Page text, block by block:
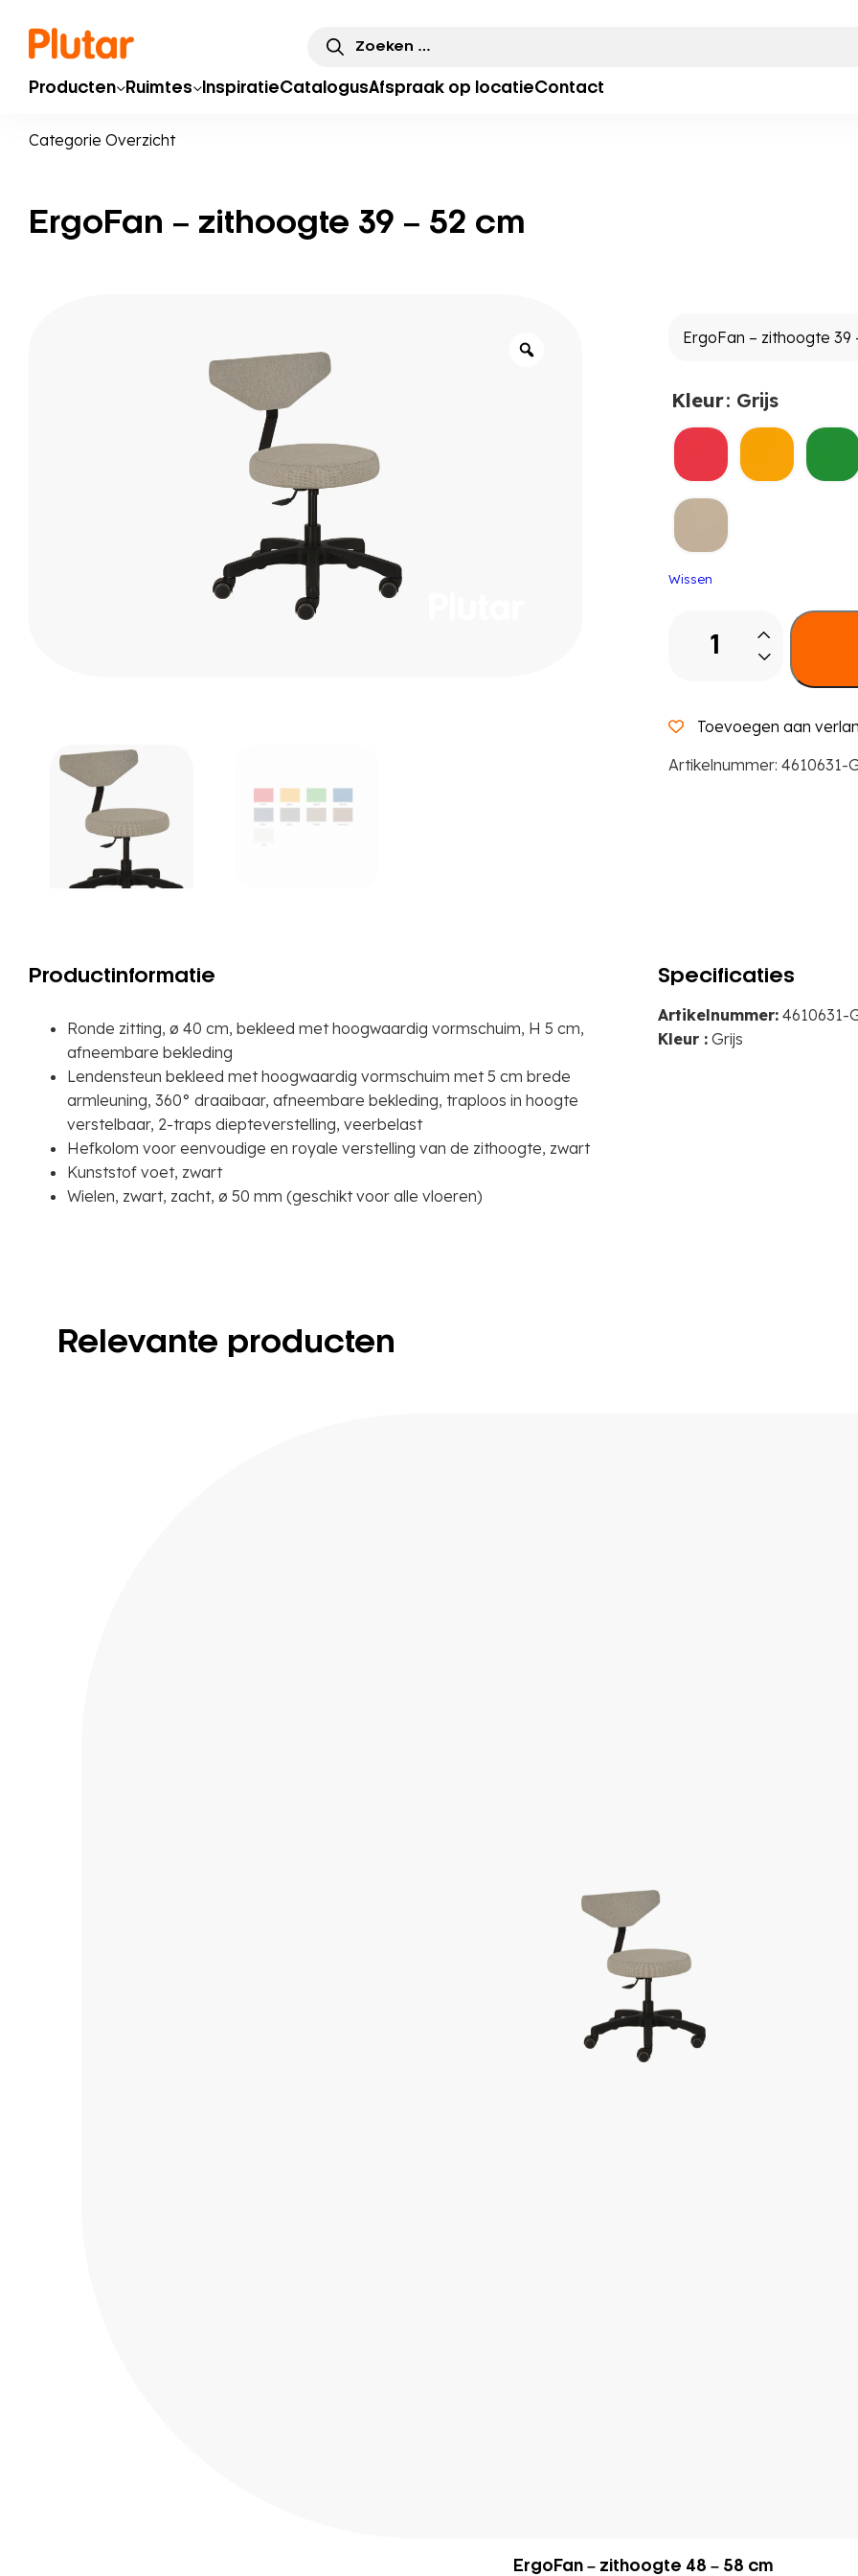
Zoeken
naar:
Producten Ruimtes InspiratieCatalogusAfspraak op locatieContact
Categorie Overzicht
ErgoFan – zithoogte 39 – 52 cm
Kleur: Grijs
Wissen
-
cm
Toevoegen aan
Artikelnummer: 4610631-
Productinformatie
Ronde zitting, ø 40 cm, bekleed met hoogwaardig vormschuim, H 5 cm,
afneembare bekleding
Lendensteun bekleed met hoogwaardig vormschuim met 5 cm brede
armleuning, 360° draaibaar, afneembare bekleding, traploos in hoogte
verstelbaar, 2-traps diepteverstelling, veerbelast
Hefkolom voor eenvoudige en royale verstelling van de zithoogte, zwart
Kunststof voet, zwart
Wielen, zwart, zacht, ø 50 mm (geschikt voor alle vloeren)
Specificaties
Artikelnummer: 4610631-
Kleur : Grijs
Relevante producten
ErgoFan – zithoogte 48 – 58 cm